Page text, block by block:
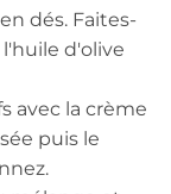
dés. Faites-
d'olive
avec la crème
puis le